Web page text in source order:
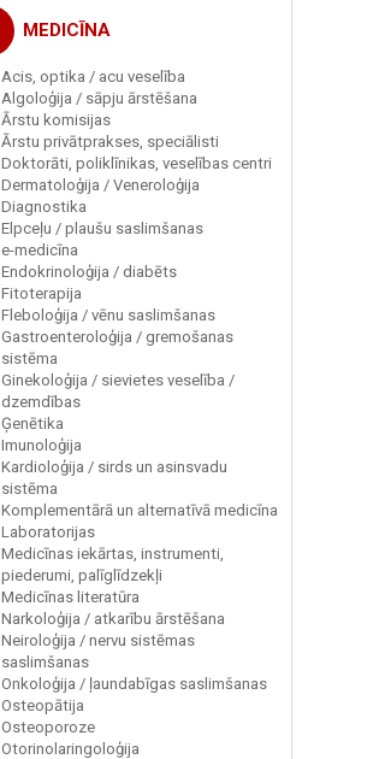
MEDICĪNA
Acis, optika / acu veselība
Algoloģija / sāpju ārstēšana
Ārstu komisijas
Ārstu privātprakses, speciālisti
Doktorāti, poliklīnikas, veselības centri
Dermatoloģija / Veneroloģija
Diagnostika
Elpceļu / plaušu saslimšanas
e-medicīna
Endokrinoloģija / diabēts
Fitoterapija
Fleboloģija / vēnu saslimšanas
Gastroenteroloģija / gremošanas
sistēma
Ginekoloģija / sievietes veselība /
dzemdības
Ģenētika
Imunoloģija
Kardioloģija / sirds un asinsvadu
sistēma
Komplementārā un alternatīvā medicīna
Laboratorijas
Medicīnas iekārtas, instrumenti,
piederumi, palīglīdzekļi
Medicīnas literatūra
Narkoloģija / atkarību ārstēšana
Neiroloģija / nervu sistēmas
saslimšanas
Onkoloģija / ļaundabīgas saslimšanas
Osteopātija
Osteoporoze
Otorinolaringoloģija